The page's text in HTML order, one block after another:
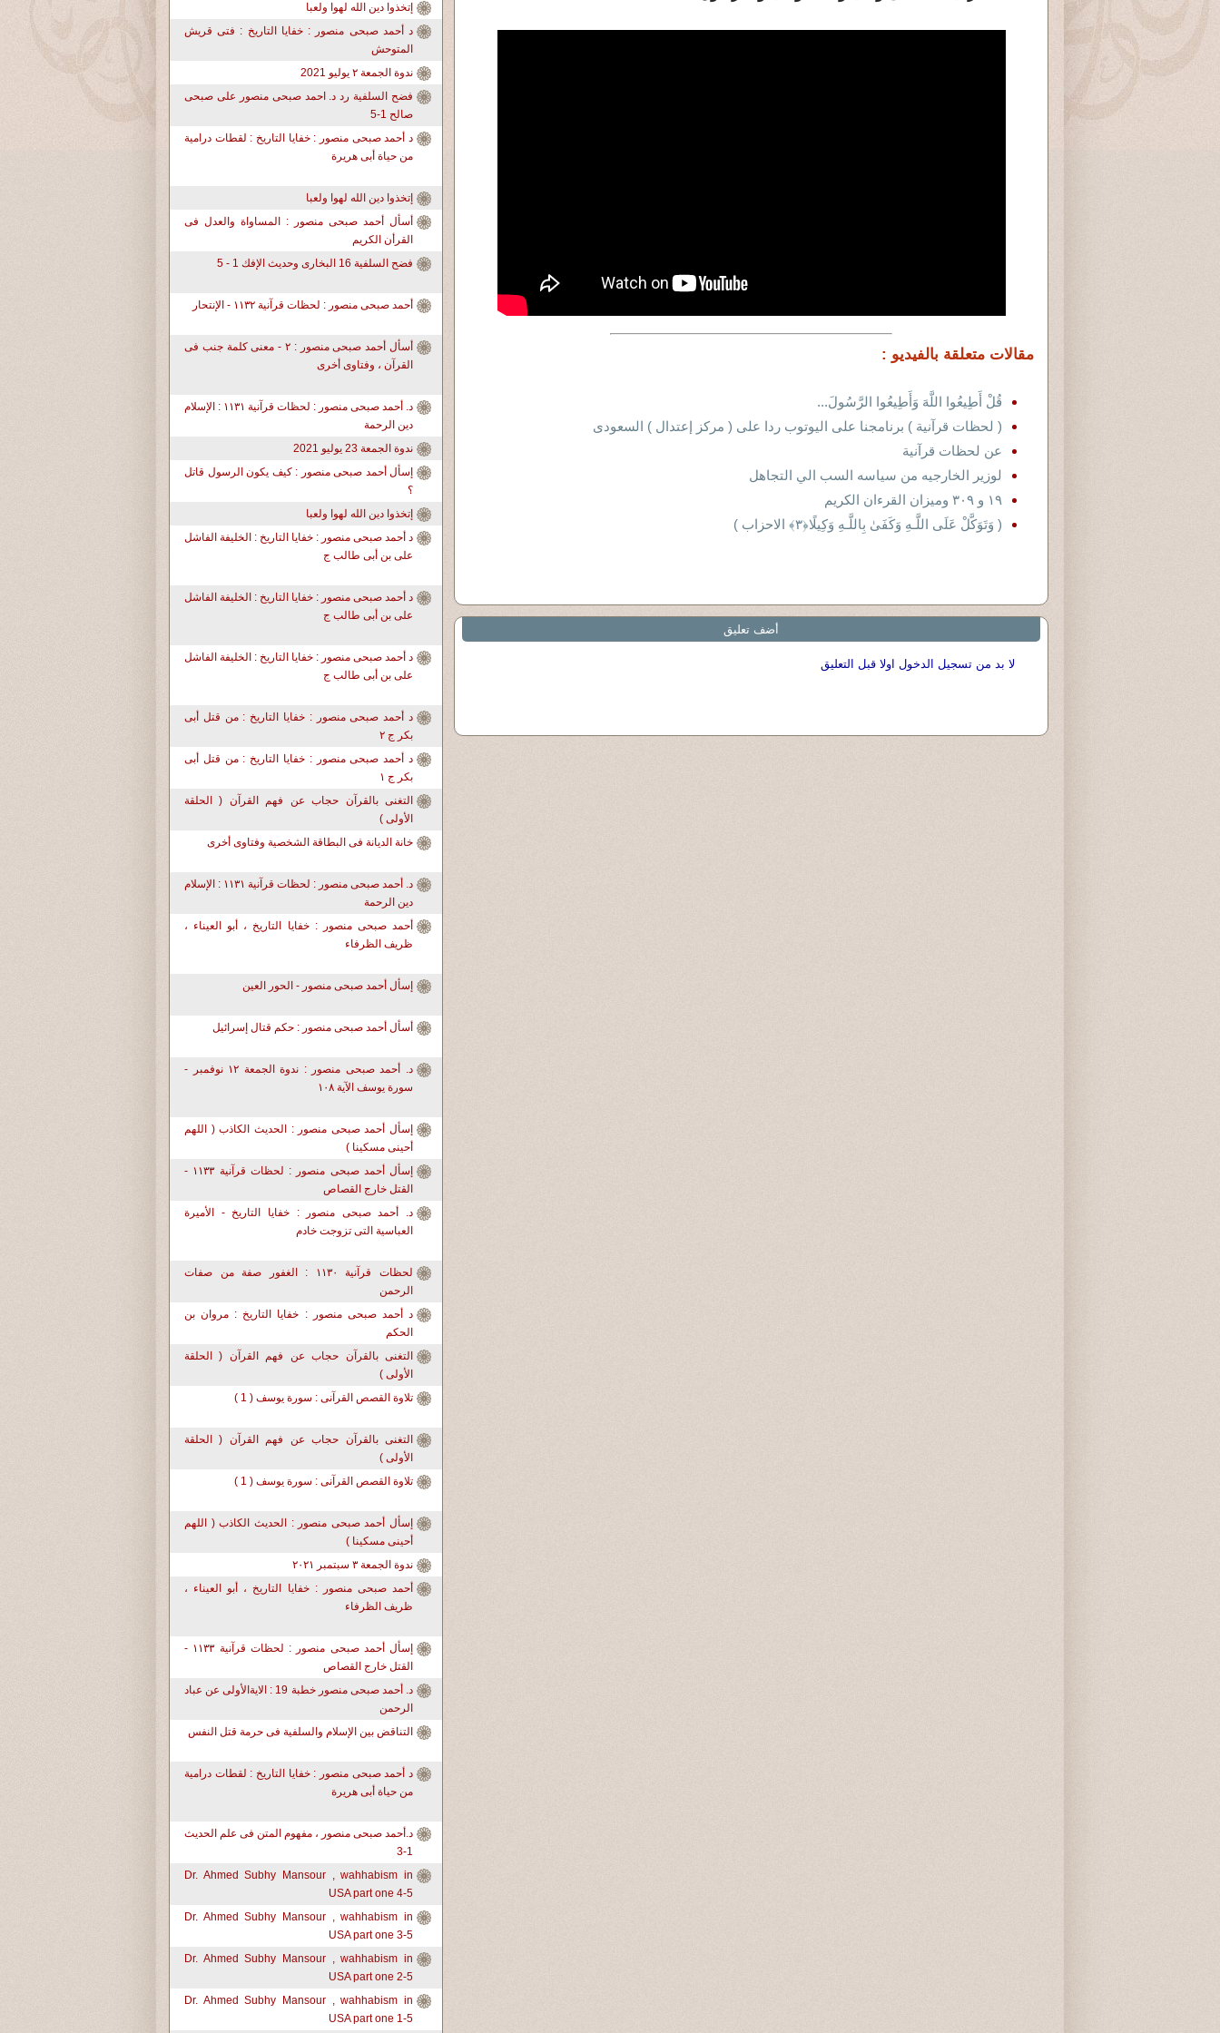
مقالات متعلقة بالفيديو :
قُلْ أَطِيعُوا اللَّهَ وَأَطِيعُوا الرَّسُولَ...
( لحظات قرآنية ) برنامجنا على اليوتوب ردا على ( مركز إعتدال ) السعودى
عن لحظات قرآنية
لوزير الخارجيه من سياسه السب الي التجاهل
١٩ و ٣٠٩ وميزان القرءان الكريم
( وَتَوَكَّلْ عَلَى اللَّـهِ وَكَفَىٰ بِاللَّـهِ وَكِيلًا﴿٣﴾ الاحزاب )
أضف تعليق
لا بد من تسجيل الدخول اولا قبل التعليق
إتخذوا دين الله لهوا ولعبا
د أحمد صبحى منصور : خفايا التاريخ : فتى قريش
المتوحش
ندوة الجمعة ٢ يوليو 2021
فضح السلفية رد د. احمد صبحى منصور على صبحى
صالح 1-5
د أحمد صبحى منصور : خفايا التاريخ : لقطات درامية
من حياة أبى هريرة
إتخذوا دين الله لهوا ولعبا
أسأل أحمد صبحى منصور : المساواة والعدل فى
القرأن الكريم
فضح السلفية 16 البخارى وحديث الإفك 1 - 5
أحمد صبحى منصور : لحظات قرآنية ١١٣٢ - الإنتحار
أسأل أحمد صبحى منصور : ٢ - معنى كلمة جنب فى
القرآن ، وفتاوى أخرى
د. أحمد صبحى منصور : لحظات قرآنية ١١٣١ : الإسلام
دين الرحمة
ندوة الجمعة 23 يوليو 2021
إسأل أحمد صبحى منصور : كيف يكون الرسول قاتل
؟
إتخذوا دين الله لهوا ولعبا
د أحمد صبحى منصور : خفايا التاريخ : الخليفة الفاشل
على بن أبى طالب ج
د أحمد صبحى منصور : خفايا التاريخ : الخليفة الفاشل
على بن أبى طالب ج
د أحمد صبحى منصور : خفايا التاريخ : الخليفة الفاشل
على بن أبى طالب ج
د أحمد صبحى منصور : خفايا التاريخ : من قتل أبى
بكر ج ٢
د أحمد صبحى منصور : خفايا التاريخ : من قتل أبى
بكر ج ١
التغنى بالقرآن حجاب عن فهم القرآن ( الحلقة
الأولى )
خانة الديانة فى البطاقة الشخصية وفتاوى أخرى
د. أحمد صبحى منصور : لحظات قرآنية ١١٣١ : الإسلام
دين الرحمة
أحمد صبحى منصور : خفايا التاريخ ، أبو العيناء ،
ظريف الظرفاء
إسأل أحمد صبحى منصور - الحور العين
أسأل أحمد صبحى منصور : حكم قتال إسرائيل
د. أحمد صبحى منصور : ندوة الجمعة ١٢ نوفمبر -
سورة يوسف الآية ١٠٨
إسأل أحمد صبحى منصور : الحديث الكاذب ( اللهم
أحينى مسكينا )
إسأل أحمد صبحى منصور : لحظات قرآنية ١١٣٣ -
القتل خارج القصاص
د. أحمد صبحى منصور : خفايا التاريخ - الأميرة
العباسية التى تزوجت خادم
لحظات قرآنية ١١٣٠ : الغفور صفة من صفات
الرحمن
د أحمد صبحى منصور : خفايا التاريخ : مروان بن
الحكم
التغنى بالقرآن حجاب عن فهم القرآن ( الحلقة
الأولى )
تلاوة القصص القرآنى : سورة يوسف ( 1 )
التغنى بالقرآن حجاب عن فهم القرآن ( الحلقة
الأولى )
تلاوة القصص القرآنى : سورة يوسف ( 1 )
إسأل أحمد صبحى منصور : الحديث الكاذب ( اللهم
أحينى مسكينا )
ندوة الجمعة ٣ سبتمبر ٢٠٢١
أحمد صبحى منصور : خفايا التاريخ ، أبو العيناء ،
ظريف الظرفاء
إسأل أحمد صبحى منصور : لحظات قرآنية ١١٣٣ -
القتل خارج القصاص
د. أحمد صبحى منصور خطبة 19 : الايةالأولى عن عباد
الرحمن
التناقض بين الإسلام والسلفية فى حرمة قتل النفس
د أحمد صبحى منصور : خفايا التاريخ : لقطات درامية
من حياة أبى هريرة
د.أحمد صبحى منصور ، مفهوم المتن فى علم الحديث
1-3
Dr. Ahmed Subhy Mansour , wahhabism in
USA part one 4-5
Dr. Ahmed Subhy Mansour , wahhabism in
USA part one 3-5
Dr. Ahmed Subhy Mansour , wahhabism in
USA part one 2-5
Dr. Ahmed Subhy Mansour , wahhabism in
USA part one 1-5